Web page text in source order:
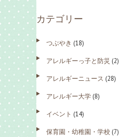
カテゴリー
つぶやき (18)
アレルギーっ子と防災 (2)
アレルギーニュース (28)
アレルギー大学 (8)
イベント (14)
保育園・幼稚園・学校 (7)